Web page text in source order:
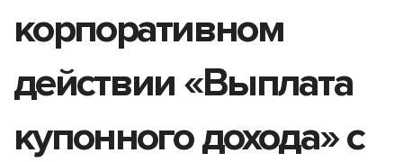
корпоративном
действии «Выплата
купонного дохода» с